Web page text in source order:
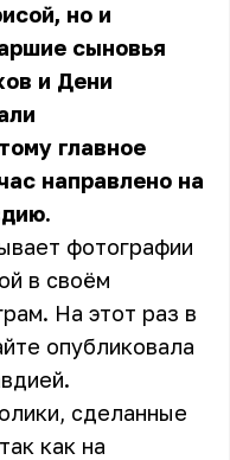
но и
сыновья
и Дени
главное
направлено на
фотографии
в своём
На этот раз в
опубликовала
сделанные
как на